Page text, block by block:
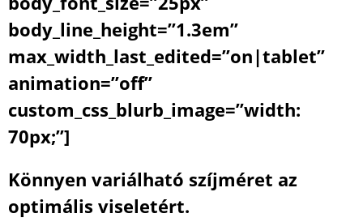
body_line_height=”1.3em”
max_width_last_edited=”on|tablet”
animation=”off”
custom_css_blurb_image=”width:
70px;”]
Könnyen variálható szíjméret az
optimális viseletért.